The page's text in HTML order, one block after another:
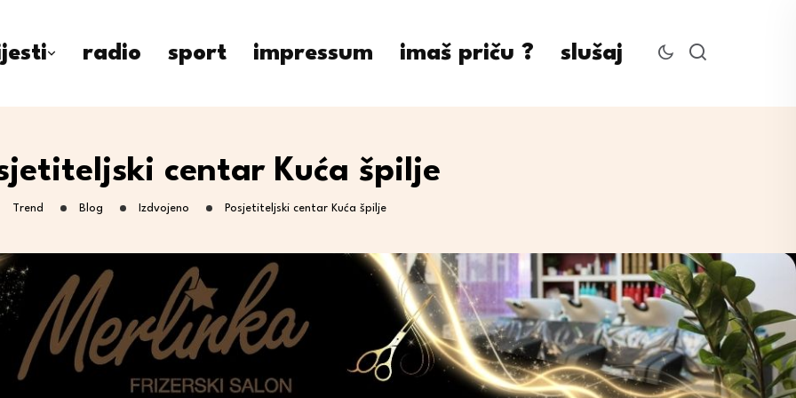
radio sport impressum imaš priču ? slušaj
centar Kuća špilje
Trend Blog Izdvojeno Posjetiteljski centar Kuća špilje